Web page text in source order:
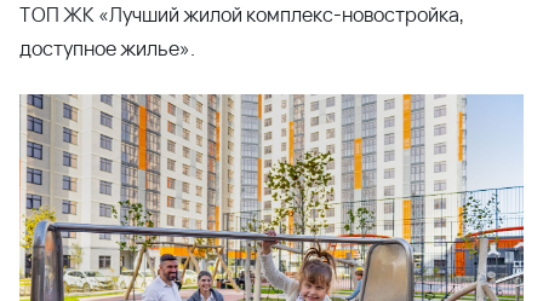
ТОП ЖК «Лучший жилой комплекс-новостройка,
доступное жилье».